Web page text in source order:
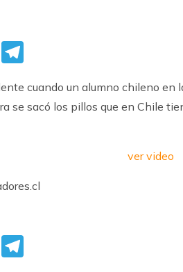
Facebook
cuando un alumno chileno en
se sacó los pillos que en Chile
ver video
Facebook